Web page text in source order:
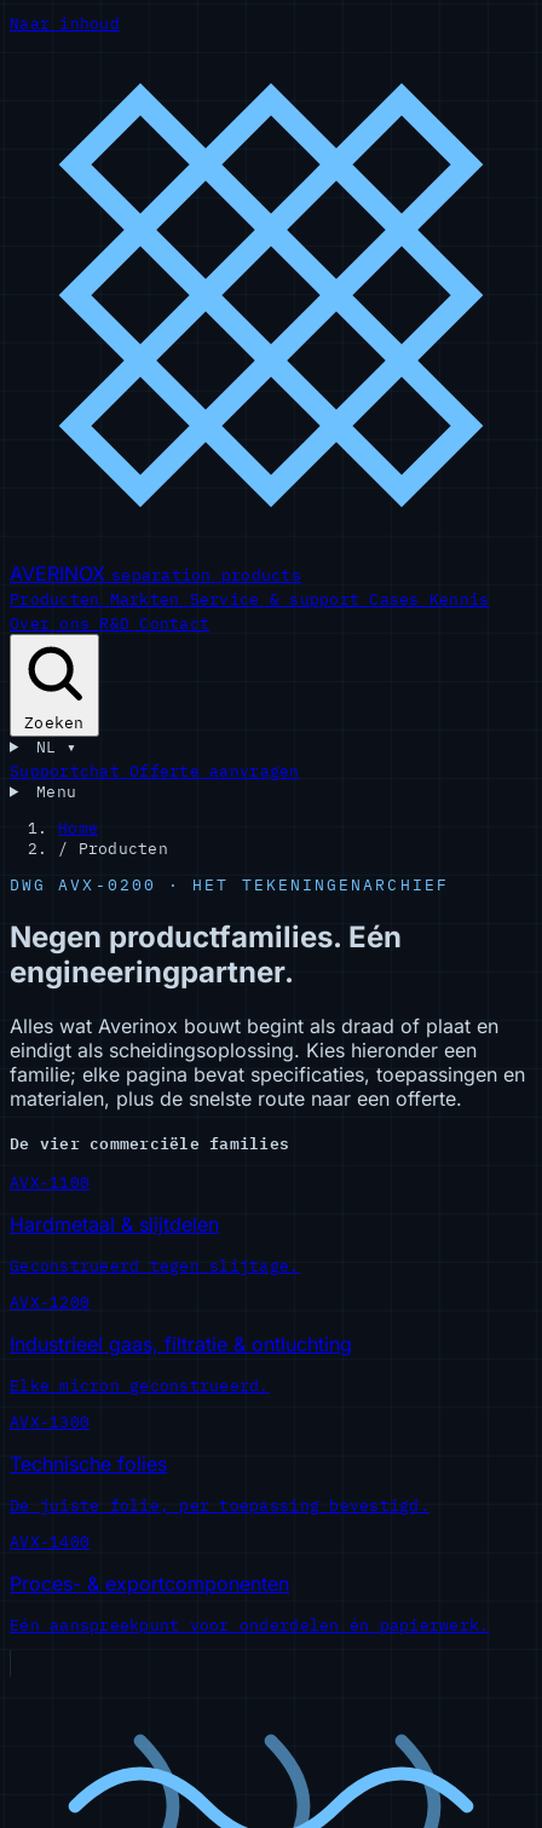
Naar inhoud
AVERINOX separation products
Producten Markten Service & support Cases Kennis
Over ons R&D Contact
Zoeken
NL ▾
SupportchatOfferte aanvragen
Menu
Home
/
Producten
DWG AVX-0200 · HET TEKENINGENARCHIEF
Negen productfamilies. Eén
engineeringpartner.
Alles wat Averinox bouwt begint als draad of plaat en
eindigt als scheidingsoplossing. Kies hieronder een
familie; elke pagina bevat specificaties, toepassingen en
materialen, plus de snelste route naar een offerte.
De vier commerciële families
AVX-1100
Hardmetaal & slijtdelen
Geconstrueerd tegen slijtage.
AVX-1200
Industrieel gaas, filtratie & ontluchting
Elke micron geconstrueerd.
AVX-1300
Technische folies
De juiste folie, per toepassing bevestigd.
AVX-1400
Proces- & exportcomponenten
Eén aanspreekpunt voor onderdelen én papierwerk.